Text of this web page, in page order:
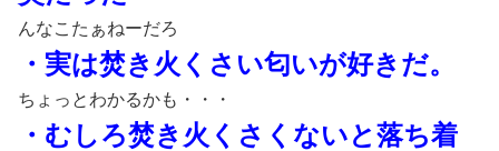
んなこたぁねーだろ
・実は焚き火くさい匂いが好きだ。
ちょっとわかるかも・・・
・むしろ焚き火くさくないと落ち着